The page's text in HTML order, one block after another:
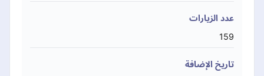
عدد الزيارات
159
تاريخ الإضافة